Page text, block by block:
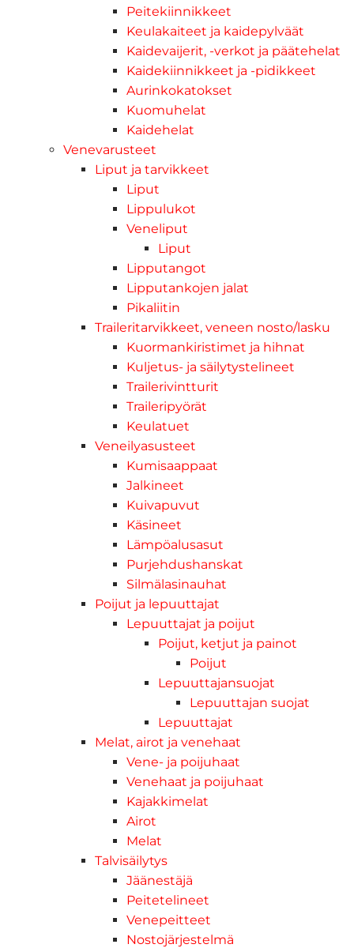
Peitekiinnikkeet
Keulakaiteet ja kaidepylväät
Kaidevaijerit, -verkot ja päätehelat
Kaidekiinnikkeet ja -pidikkeet
Aurinkokatokset
Kuomuhelat
Kaidehelat
Venevarusteet
Liput ja tarvikkeet
Liput
Lippulukot
Veneliput
Liput
Lipputangot
Lipputankojen jalat
Pikaliitin
Traileritarvikkeet, veneen nosto/lasku
Kuormankiristimet ja hihnat
Kuljetus- ja säilytystelineet
Trailerivintturit
Traileripyörät
Keulatuet
Veneilyasusteet
Kumisaappaat
Jalkineet
Kuivapuvut
Käsineet
Lämpöalusasut
Purjehdushanskat
Silmälasinauhat
Poijut ja lepuuttajat
Lepuuttajat ja poijut
Poijut, ketjut ja painot
Poijut
Lepuuttajansuojat
Lepuuttajan suojat
Lepuuttajat
Melat, airot ja venehaat
Vene- ja poijuhaat
Venehaat ja poijuhaat
Kajakkimelat
Airot
Melat
Talvisäilytys
Jäänestäjä
Peitetelineet
Venepeitteet
Nostojärjestelmä